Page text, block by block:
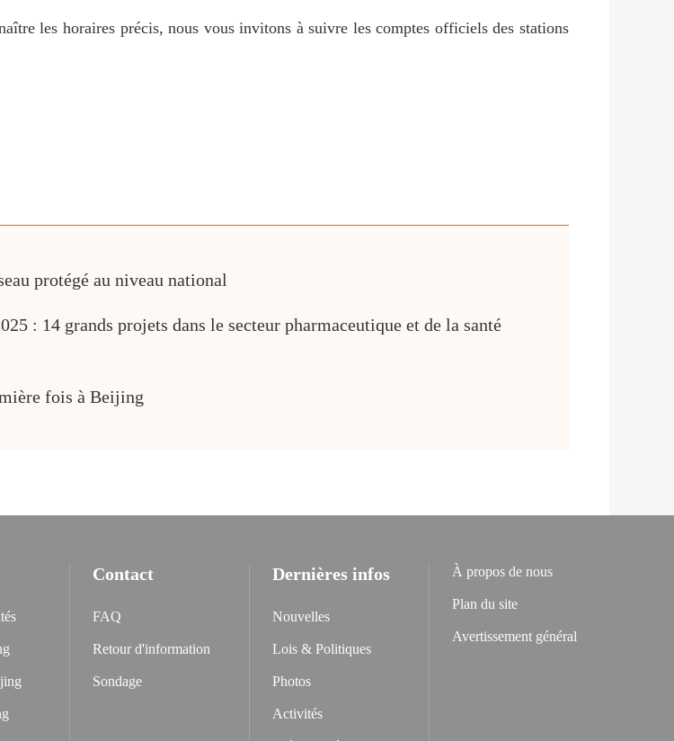
les horaires précis, nous vous invitons à suivre les comptes officiels des stations
protégé au niveau national
: 14 grands projets dans le secteur pharmaceutique et de la santé
fois à Beijing
Contact
FAQ
Retour d'information
Sondage
Dernières infos
Nouvelles
Lois & Politiques
Photos
Activités
À propos de nous
Plan du site
Avertissement général